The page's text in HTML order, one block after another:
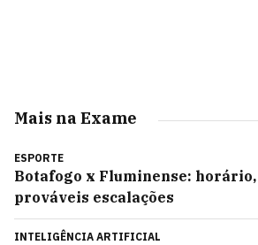
Mais na Exame
ESPORTE
Botafogo x Fluminense:
prováveis escalações
INTELIGÊNCIA ARTIFICIAL